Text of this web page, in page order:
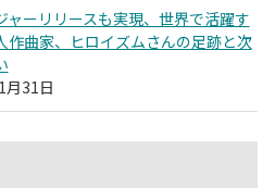
ャーリリースも実現、世界で活躍す
作曲家、ヒロイズムさんの足跡と次
月31日